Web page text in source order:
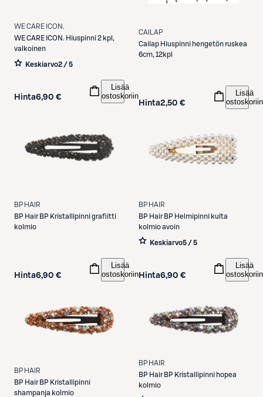
WE CARE ICON.
WE CARE ICON. Hiuspinni 2 kpl,
valkoinen
Keskiarvo2 / 5
Hinta6,90 €
Lisää
ostoskoriin
CAILAP
Cailap Hiuspinni hengetön ruskea
6cm, 12kpl
Hinta2,50 €
Lisää
ostoskoriin
BP HAIR
BP Hair BP Kristallipinni grafiitti
kolmio
Hinta6,90 €
Lisää
ostoskoriin
BP HAIR
BP Hair BP Helmipinni kulta
kolmio avoin
Keskiarvo5 / 5
Hinta6,90 €
Lisää
ostoskoriin
BP HAIR
BP Hair BP Kristallipinni
shampanja kolmio
BP HAIR
BP Hair BP Kristallipinni hopea
kolmio